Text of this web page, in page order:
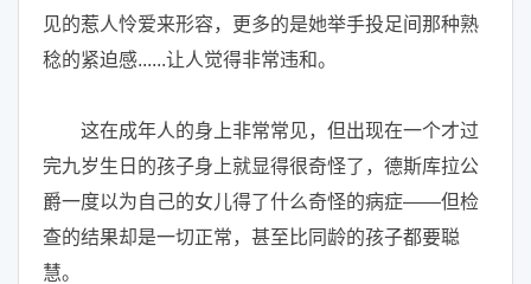
见的惹人怜爱来形容，更多的是她举手投足间那种熟
稔的紧迫感......让人觉得非常违和。
这在成年人的身上非常常见，但出现在一个才过
完九岁生日的孩子身上就显得很奇怪了，德斯库拉公
爵一度以为自己的女儿得了什么奇怪的病症——但检
查的结果却是一切正常，甚至比同龄的孩子都要聪
慧。